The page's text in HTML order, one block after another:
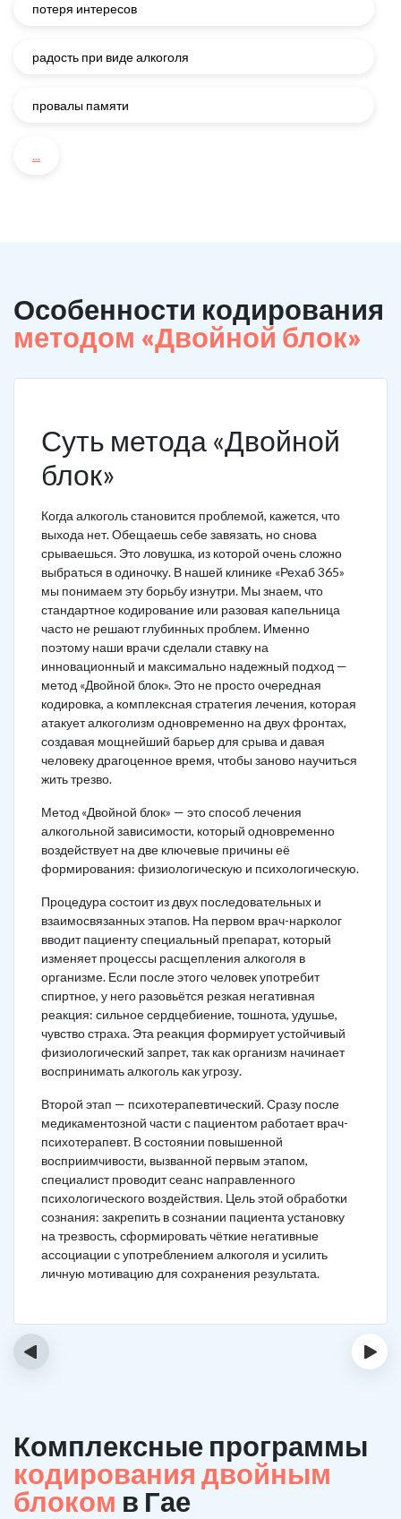
потеря интересов
радость при виде алкоголя
провалы памяти
...
Особенности кодирования
методом «Двойной блок»
Суть метода «Двойной
блок»
Когда алкоголь становится проблемой, кажется, что
выхода нет. Обещаешь себе завязать, но снова
срываешься. Это ловушка, из которой очень сложно
выбраться в одиночку. В нашей клинике «Рехаб 365»
мы понимаем эту борьбу изнутри. Мы знаем, что
стандартное кодирование или разовая капельница
часто не решают глубинных проблем. Именно
поэтому наши врачи сделали ставку на
инновационный и максимально надежный подход —
метод «Двойной блок». Это не просто очередная
кодировка, а комплексная стратегия лечения, которая
атакует алкоголизм одновременно на двух фронтах,
создавая мощнейший барьер для срыва и давая
человеку драгоценное время, чтобы заново научиться
жить трезво.
Метод «Двойной блок» — это способ лечения
алкогольной зависимости, который одновременно
воздействует на две ключевые причины её
формирования: физиологическую и психологическую.
Процедура состоит из двух последовательных и
взаимосвязанных этапов. На первом врач-нарколог
вводит пациенту специальный препарат, который
изменяет процессы расщепления алкоголя в
организме. Если после этого человек употребит
спиртное, у него разовьётся резкая негативная
реакция: сильное сердцебиение, тошнота, удушье,
чувство страха. Эта реакция формирует устойчивый
физиологический запрет, так как организм начинает
воспринимать алкоголь как угрозу.
Второй этап — психотерапевтический. Сразу после
медикаментозной части с пациентом работает врач-
психотерапевт. В состоянии повышенной
восприимчивости, вызванной первым этапом,
специалист проводит сеанс направленного
психологического воздействия. Цель этой обработки
сознания: закрепить в сознании пациента установку
на трезвость, сформировать чёткие негативные
ассоциации с употреблением алкоголя и усилить
личную мотивацию для сохранения результата.
‹ ›
Комплексные программы
кодирования двойным
блоком в Гае